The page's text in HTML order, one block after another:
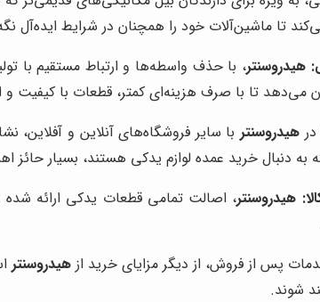
تا ماشین‌آلات خود را همچنان در شرایط ایده‌آل
هیدروسنتر، با حذف واسطه‌ها و ارتباط مستقیم با
می‌دهد تا با صرف هزینه‌ای کمتر، قطعات با کیفیت و
هیدروسنتر با سایر فروشگاه‌های آنلاین و
به دنبال خرید عمده لوازم یدکی هستند، بسیار
هیدروسنتر، اصالت تمامی قطعات یدکی ارائه شده
پس از فروش، از دیگر مزایای خرید از هیدروسنتر
شوند.